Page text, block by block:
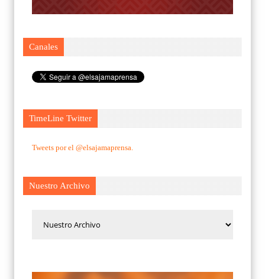
Canales
TimeLine Twitter
Tweets por el @elsajamaprensa.
Nuestro Archivo